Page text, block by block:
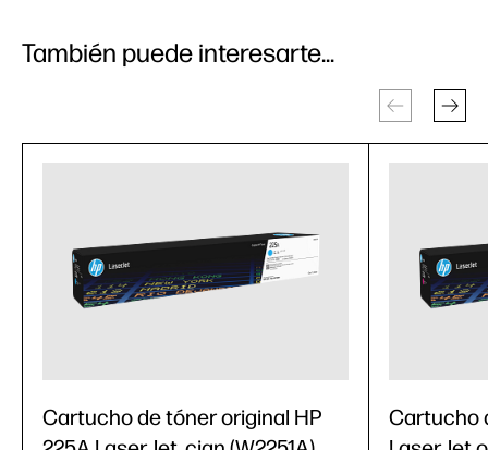
También puede interesarte...
Cartucho de tóner original HP
Cartucho